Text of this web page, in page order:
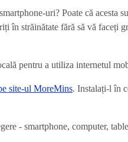
uri? Poate că acesta
în străinătate fără să vă faceți
pentru a utiliza internetul
site-ul MoreMins. Instalați-l în
- smartphone, computer,